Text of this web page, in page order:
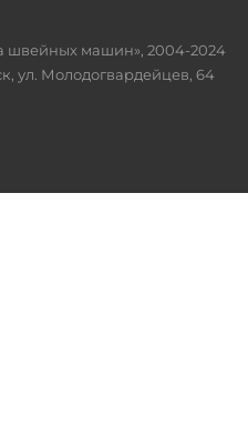
швейных машин», 2004-2024
ул. Молодогвардейцев, 64